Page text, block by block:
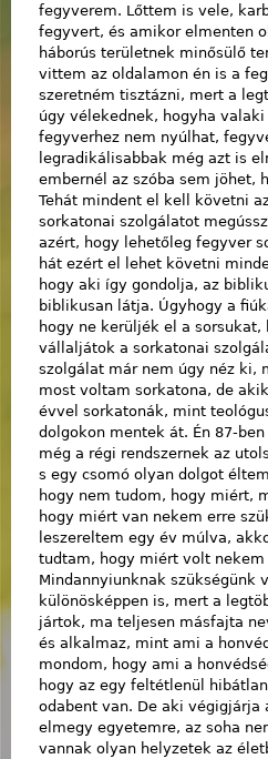
fegyverem. Lőttem is vele,
fegyvert, és amikor elmenten
háborús területnek minősülő
vittem az oldalamon én is a
szeretném tisztázni, mert a
úgy vélekednek, hogyha
fegyverhez nem nyúlhat,
legradikálisabbak még azt is
embernél az szóba sem jöhet,
Tehát mindent el kell követni
sorkatonai szolgálatot
azért, hogy lehetőleg fegyver
hát ezért el lehet követni
hogy aki így gondolja, az
biblikusan látja. Úgyhogy a
hogy ne kerüljék el a
vállaljátok a sorkatonai
szolgálat már nem úgy néz ki,
most voltam sorkatona, de
évvel sorkatonák, mint
dolgokon mentek át. Én 87-
még a régi rendszernek az
s egy csomó olyan dolgot
hogy nem tudom, hogy miért,
hogy miért van nekem erre
leszereltem egy év múlva,
tudtam, hogy miért volt nekem
Mindannyiunknak szükségünk
különösképpen is, mert a
jártok, ma teljesen másfajta
és alkalmaz, mint ami a
mondom, hogy ami a
hogy az egy feltétlenül
odabent van. De aki végigjárja
elmegy egyetemre, az soha
vannak olyan helyzetek az